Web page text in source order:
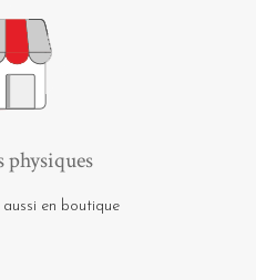
physiques
aussi en boutique